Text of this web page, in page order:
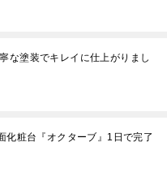
な塗装でキレイに仕上がりまし
化粧台『オクターブ』1日で完了